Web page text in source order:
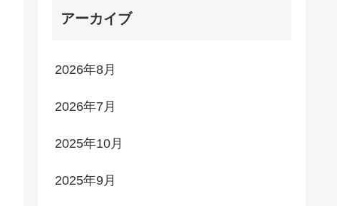
アーカイブ
2026年8月
2026年7月
2025年10月
2025年9月